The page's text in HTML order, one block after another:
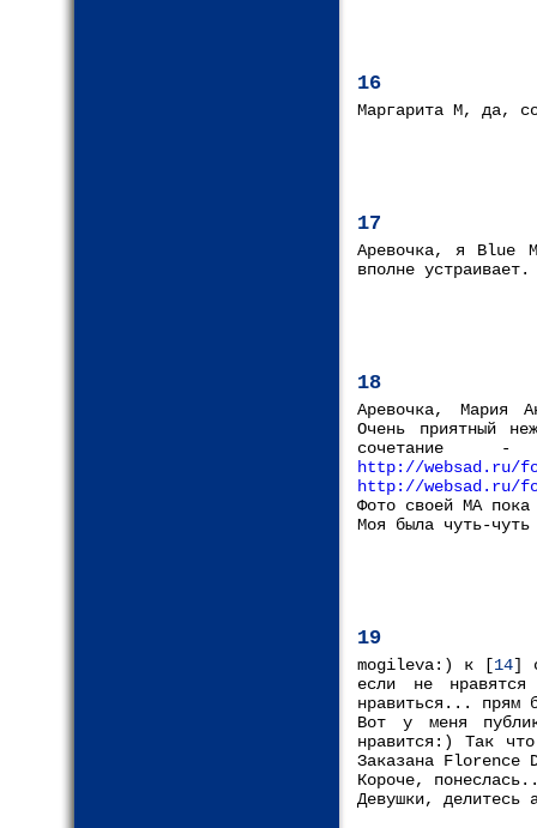
16
Маргарита М, да,
17
Аревочка, я Blue
вполне
18
Аревочка, Мария
Очень приятный
сочетание
http://websad.ru/
http://websad.ru/
Фото своей МА
Моя была чуть-чуть
19
mogileva:) к [14]
если не
нравиться... прям
Вот у меня
нравится:) Так
Заказана
Короче,
Девушки, делитесь